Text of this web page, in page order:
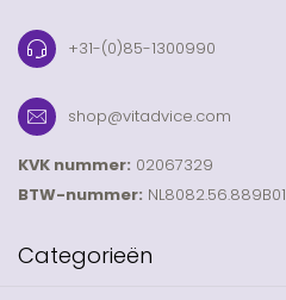
+31-(0)85-1300990
shop@vitadvice.com
KVK nummer: 02067329
BTW-nummer: NL8082.56.889B01
Categorieën